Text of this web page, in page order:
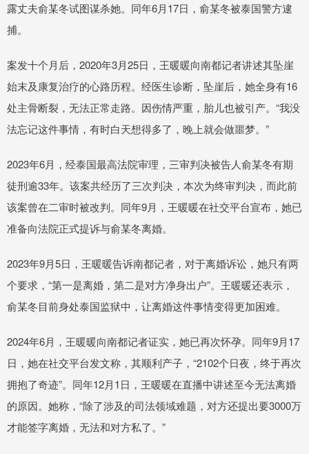
露丈夫俞某冬试图谋杀她。同年6月17日，俞某冬被泰国警方逮
捕。
案发十个月后，2020年3月25日，王暖暖向南都记者讲述其坠崖
始末及康复治疗的心路历程。经医生诊断，坠崖后，她全身有16
处主骨断裂，无法正常走路。因伤情严重，胎儿也被引产。“我没
法忘记这件事情，有时白天想得多了，晚上就会做噩梦。”
2023年6月，经泰国最高法院审理，三审判决被告人俞某冬有期
徒刑逾33年。该案共经历了三次判决，本次为终审判决，而此前
该案曾在二审时被改判。同年9月，王暖暖在社交平台宣布，她已
准备向法院正式提诉与俞某冬离婚。
2023年9月5日，王暖暖告诉南都记者，对于离婚诉讼，她只有两
个要求，“第一是离婚，第二是对方净身出户”。王暖暖还表示，
俞某冬目前身处泰国监狱中，让离婚这件事情变得更加困难。
2024年6月，王暖暖向南都记者证实，她已再次怀孕。同年9月17
日，她在社交平台发文称，其顺利产子，“2102个日夜，终于再次
拥抱了奇迹”。同年12月1日，王暖暖在直播中讲述至今无法离婚
的原因。她称，“除了涉及的司法领域难题，对方还提出要3000万
才能签字离婚，无法和对方私了。”